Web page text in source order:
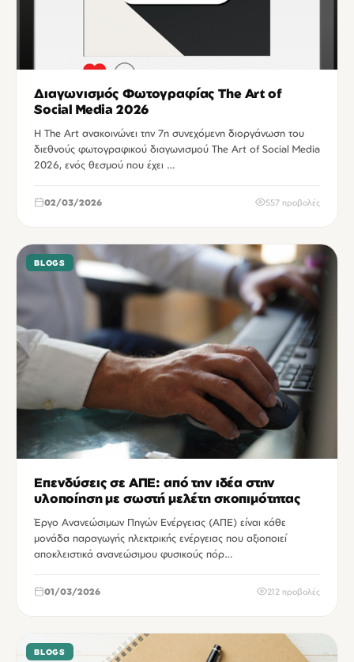
Διαγωνισμός Φωτογραφίας The Art of
Social Media 2026
Η The Art ανακοινώνει την 7η συνεχόμενη διοργάνωση του
διεθνούς φωτογραφικού διαγωνισμού The Art of Social Media
2026, ενός θεσμού που έχει …
02/03/2026 557 προβολές
BLOGS
Επενδύσεις σε ΑΠΕ: από την ιδέα στην
υλοποίηση με σωστή μελέτη σκοπιμότητας
Έργο Ανανεώσιμων Πηγών Ενέργειας (ΑΠΕ) είναι κάθε
μονάδα παραγωγής ηλεκτρικής ενέργειας που αξιοποιεί
αποκλειστικά ανανεώσιμου φυσικούς πόρ…
01/03/2026 212 προβολές
BLOGS